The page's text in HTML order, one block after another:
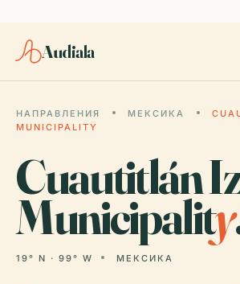
Audiala
НАПРАВЛЕНИЯ МЕКСИКА
MUNICIPALITY
Cuautitlán
Municipality
19° N · 99° W МЕКСИКА